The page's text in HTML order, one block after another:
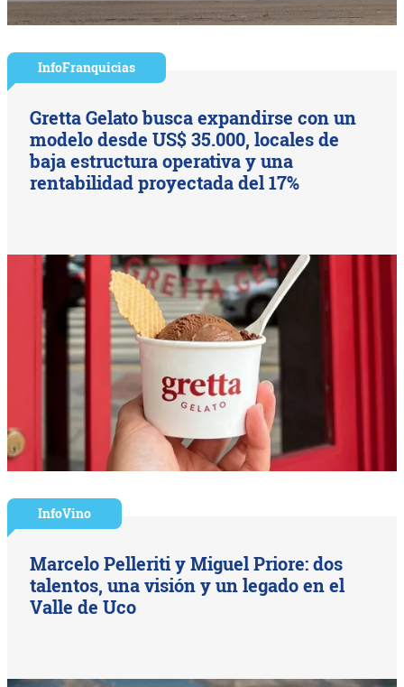
InfoFranquicias
Gretta Gelato busca expandirse con un
modelo desde US$ 35.000, locales de
baja estructura operativa y una
rentabilidad proyectada del 17%
InfoVino
Marcelo Pelleriti y Miguel Priore: dos
talentos, una visión y un legado en el
Valle de Uco